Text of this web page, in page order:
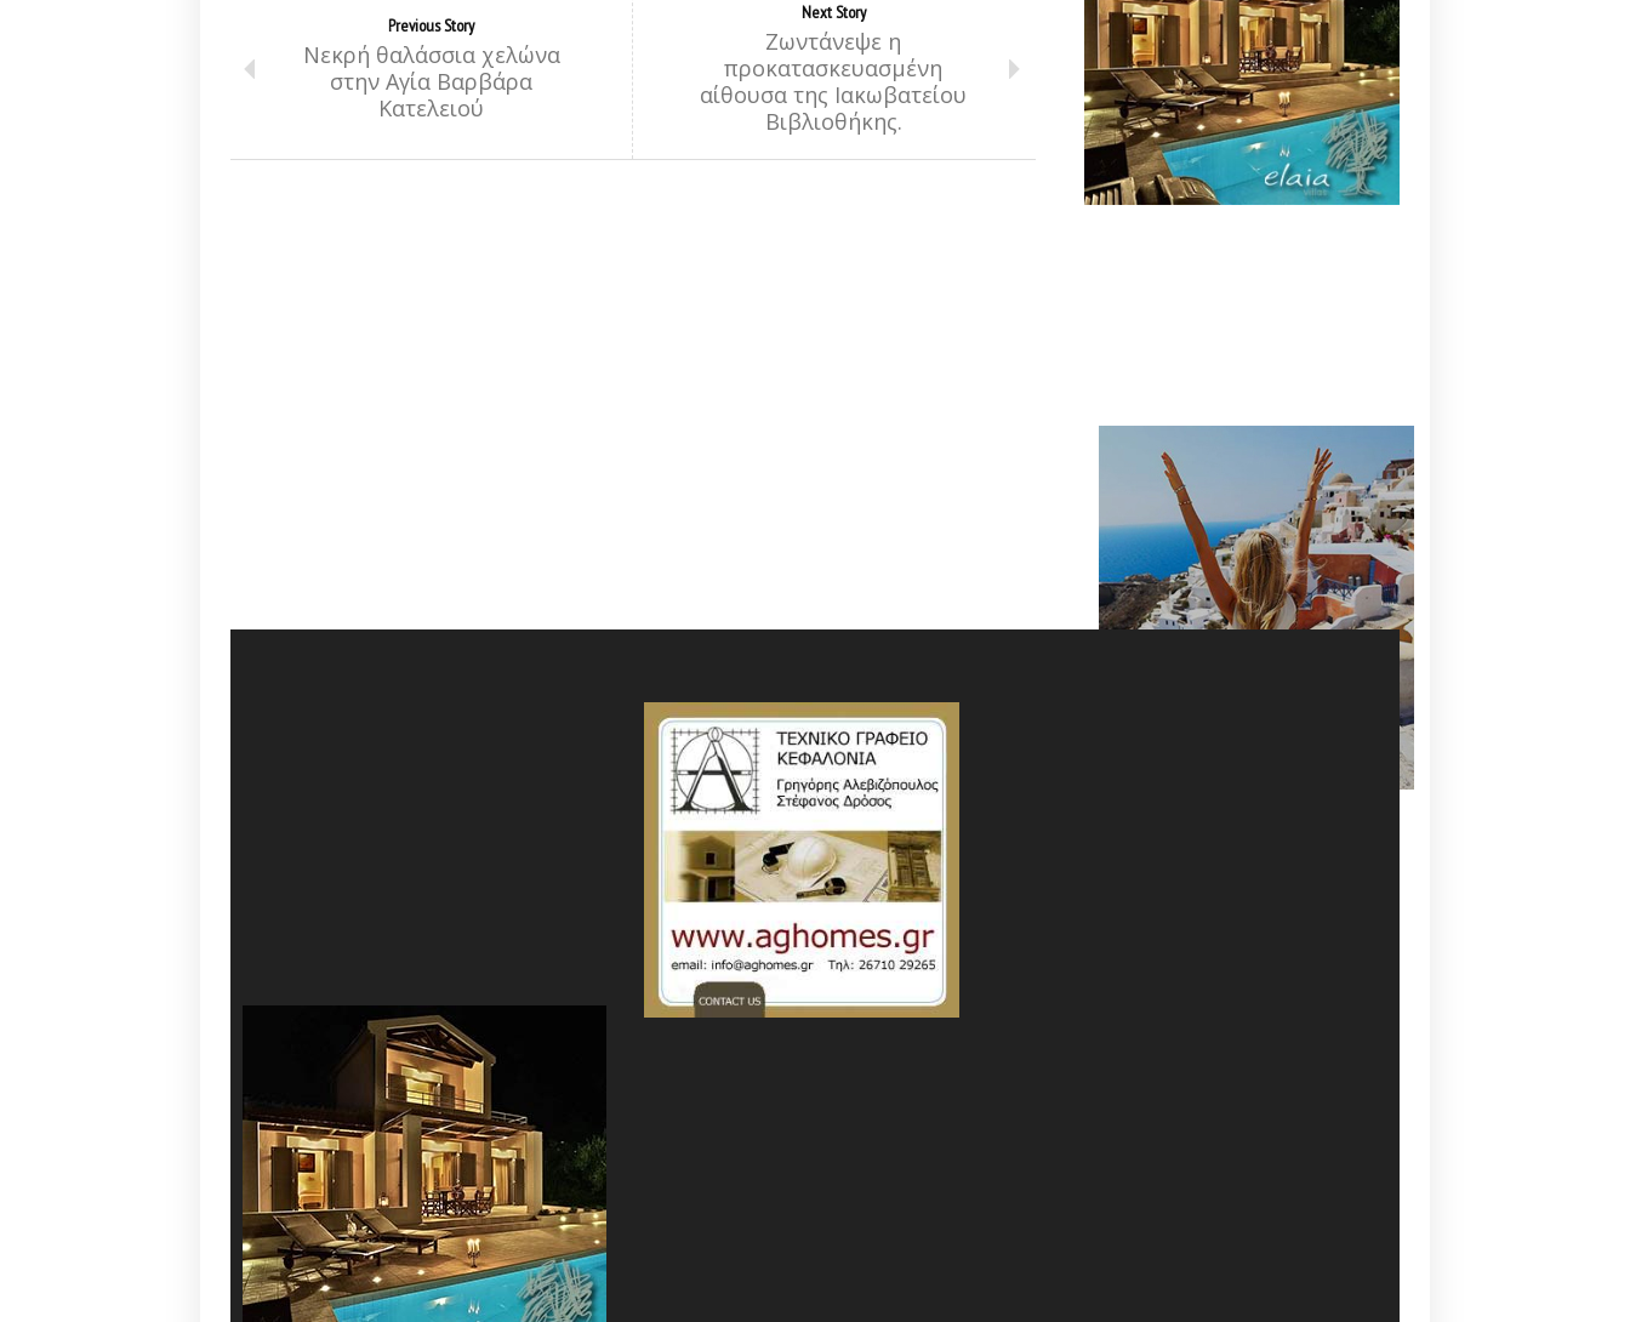
Previous Story
Νεκρή θαλάσσια χελώνα
στην Αγία Βαρβάρα
Κατελειού
Next Story
Ζωντάνεψε η
προκατασκευασμένη
αίθουσα της Ιακωβατείου
Βιβλιοθήκης.